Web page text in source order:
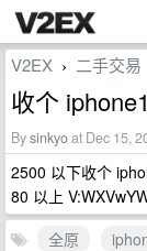
V2EX › 二手交易
收个
Bysinkyoat Dec 15,
2500 以下收个
80 以上
全原